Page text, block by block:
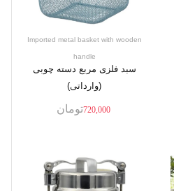
Imported metal basket with wooden
handle
سبد فلزی مربع دسته چوبی
(وارداتی)
720,000 تومان